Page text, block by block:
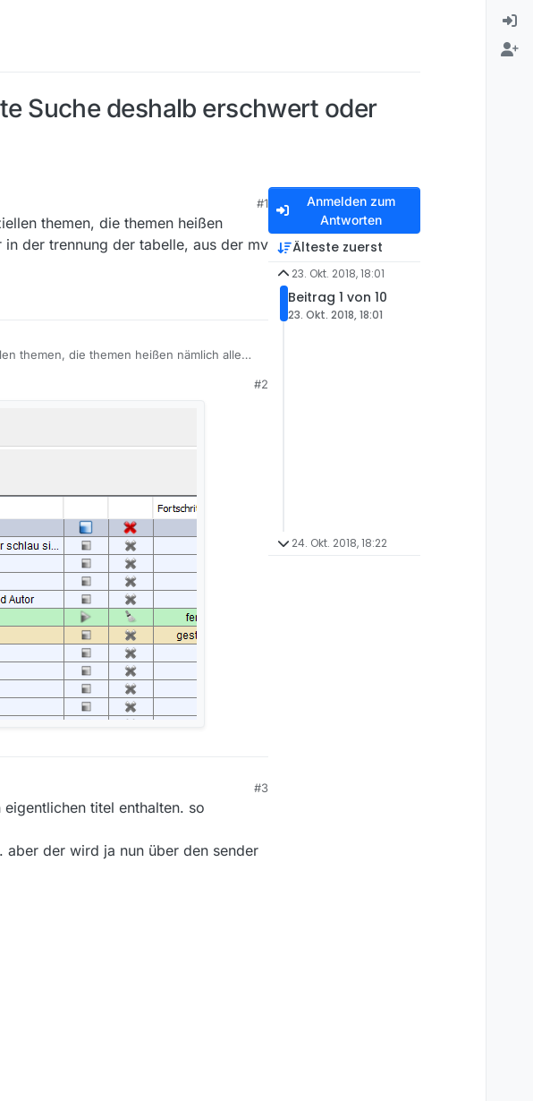
Suche deshalb erschwert oder
#1
themen, die themen heißen
der trennung der tabelle, aus der mv
themen, die themen heißen nämlich alle
#2
#3
titel enthalten. so
der wird ja nun über den sender
Anmelden zum
Antworten
Älteste zuerst
23. Okt. 2018, 18:01
Beitrag 1 von 10
23. Okt. 2018, 18:01
24. Okt. 2018, 18:22